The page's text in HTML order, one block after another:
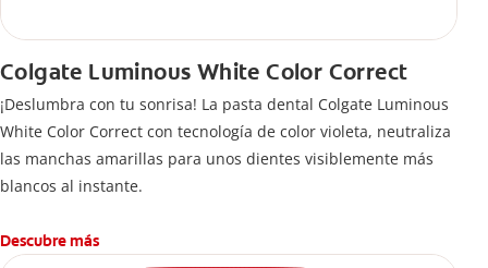
Colgate Luminous White Color Correct
¡Deslumbra con tu sonrisa! La pasta dental Colgate Luminous
White Color Correct con tecnología de color violeta, neutraliza
las manchas amarillas para unos dientes visiblemente más
blancos al instante.
Descubre más